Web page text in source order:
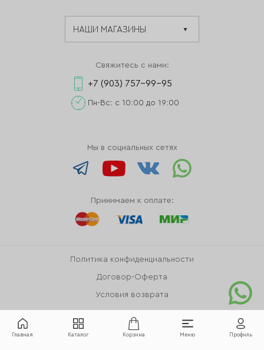
Свяжитесь с нами:
+7 (903) 757-99-95
Пн-Вс: с 10:00 до 19:00
Мы в социальных сетях
Принимаем к оплате:
Политика конфиденциальности
Договор-Оферта
Условия возврата
Главная Каталог Корзина Меню Профиль